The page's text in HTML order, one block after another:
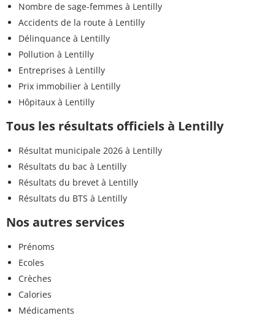
Nombre de sage-femmes à Lentilly
Accidents de la route à Lentilly
Délinquance à Lentilly
Pollution à Lentilly
Entreprises à Lentilly
Prix immobilier à Lentilly
Hôpitaux à Lentilly
Tous les résultats officiels à Lentilly
Résultat municipale 2026 à Lentilly
Résultats du bac à Lentilly
Résultats du brevet à Lentilly
Résultats du BTS à Lentilly
Nos autres services
Prénoms
Ecoles
Crèches
Calories
Médicaments